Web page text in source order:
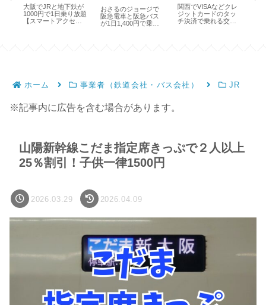
大阪でJRと地下鉄が
1000円で1日乗り放題
【スマートアクセス
おさるのジョージで
阪急電車と阪急バス
が1日1,400円で乗り
関西でVISAなどクレ
ジットカードのタッ
チ決済で乗れる交通
ホーム 事業者（鉄道会社・バス会社） JR
※記事内に広告を含む場合があります。
山陽新幹線こだま指定席きっぷで２人以上
25％割引！子供一律1500円
2026.03.29 2026.04.09